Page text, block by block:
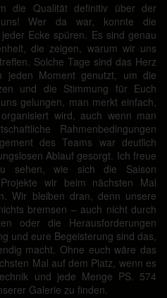
die Qualität definitiv über der
Wer da war, konnte die
Ecke spüren. Es sind genau
die zeigen, warum wir uns
Solche Tage sind das Herz
jeden Moment genutzt, um die
und die Stimmung für Euch
gelungen, man merkt einfach,
wird, auch wenn man
Rahmenbedingungen
des Teams war deutlich
Ablauf gesorgt. Ich freue
sehen, wie sich die Saison
wir beim nächsten Mal
Wir bleiben dran, denn unsere
bremsen – auch nicht durch
oder die Herausforderungen
und eure Begeisterung sind das,
macht. Ohne euch wäre das
Mal auf dem Platz, wenn es
und jede Menge PS. 574
Galerie zu finden.